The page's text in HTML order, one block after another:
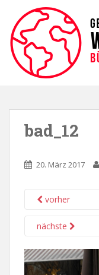
bad_12
20. März 2017
vorher
nächste